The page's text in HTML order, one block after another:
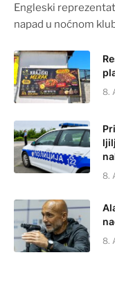
Engleski
napad u noćnom
8.
8.
8.